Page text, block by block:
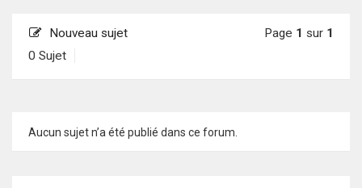
Nouveau sujet
0 Sujet
Page 1 sur 1
Aucun sujet n’a été publié dans ce forum.